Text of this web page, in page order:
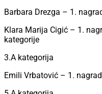
Barbara Drezga – 1.
Klara Marija Cigić – 1.
kategorije
3.A kategorija
Emili Vrbatović – 1.